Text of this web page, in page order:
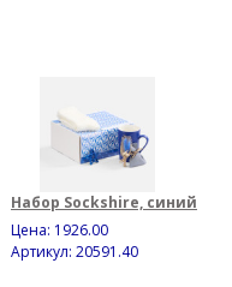
Набор Sockshire, синий
Цена: 1926.00
Артикул: 20591.40